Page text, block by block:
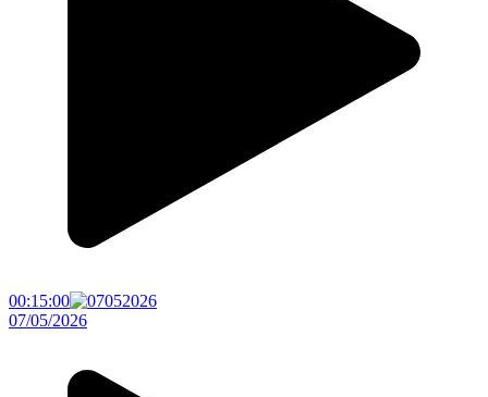
00:15:00
07/05/2026